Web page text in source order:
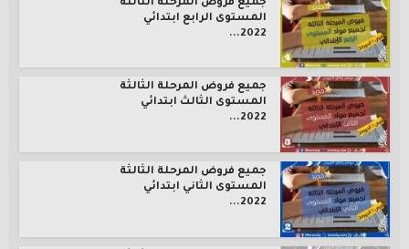
جميع فروض المرحلة الثالثة
المستوى الرابع ابتدائي
2022...
جميع فروض المرحلة الثالثة
المستوى الثالث ابتدائي
2022...
جميع فروض المرحلة الثالثة
المستوى الثاني ابتدائي
2022...